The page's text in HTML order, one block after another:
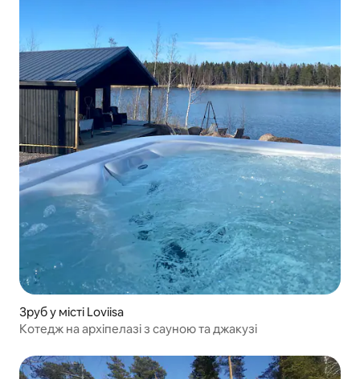
Зруб у місті Loviisa
Котедж на архіпелазі з сауною та джакузі